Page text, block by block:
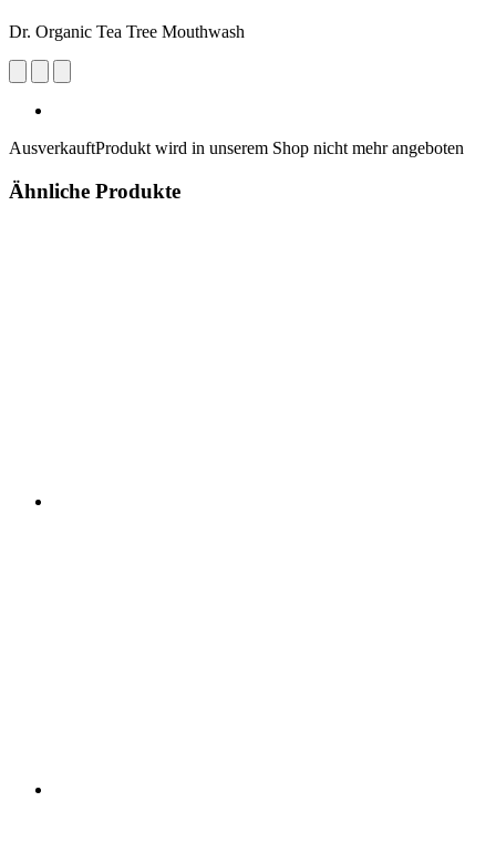
Dr. Organic Tea Tree Mouthwash
AusverkauftProdukt wird in unserem Shop nicht mehr angeboten
Ähnliche Produkte